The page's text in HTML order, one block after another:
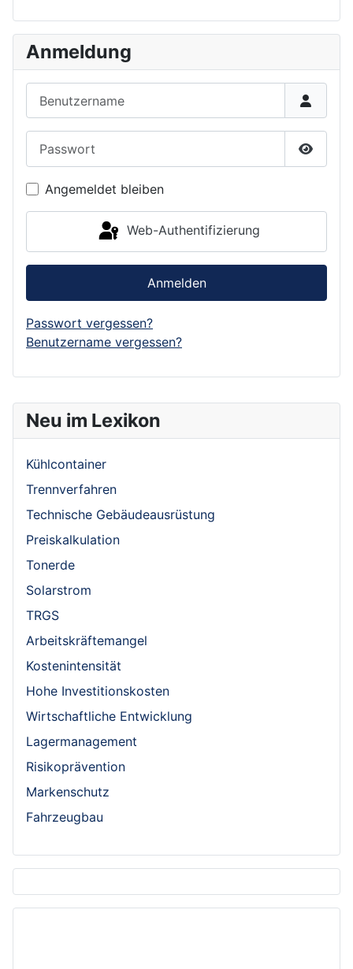
Neu im Lexikon
Kühlcontainer
Trennverfahren
Technische Gebäudeausrüstung
Preiskalkulation
Tonerde
Solarstrom
TRGS
Arbeitskräftemangel
Kostenintensität
Hohe Investitionskosten
Wirtschaftliche Entwicklung
Lagermanagement
Risikoprävention
Markenschutz
Fahrzeugbau
Anmeldung
Angemeldet bleiben
Web-Authentifizierung
Anmelden
Passwort vergessen?
Benutzername vergessen?